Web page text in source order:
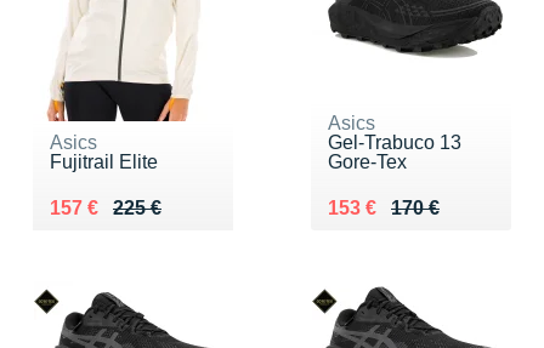
Asics
Fujitrail Elite
225 €
Au lieu de 225 €
157 €
Vendu 157 €
Asics
Gel-Trabuco 13
Gore-Tex
170 €
Au lieu de 170 €
153 €
Vendu 153 €